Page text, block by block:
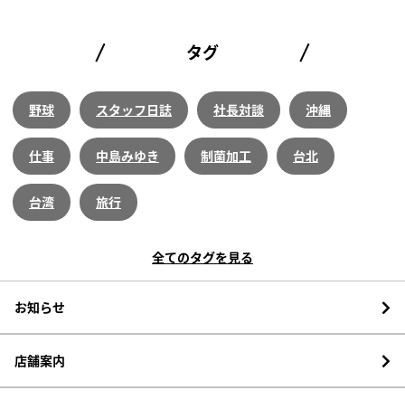
タグ
野球 スタッフ日誌 社長対談 沖縄
仕事 中島みゆき 制菌加工 台北
台湾 旅行
全てのタグを見る
お知らせ
店舗案内